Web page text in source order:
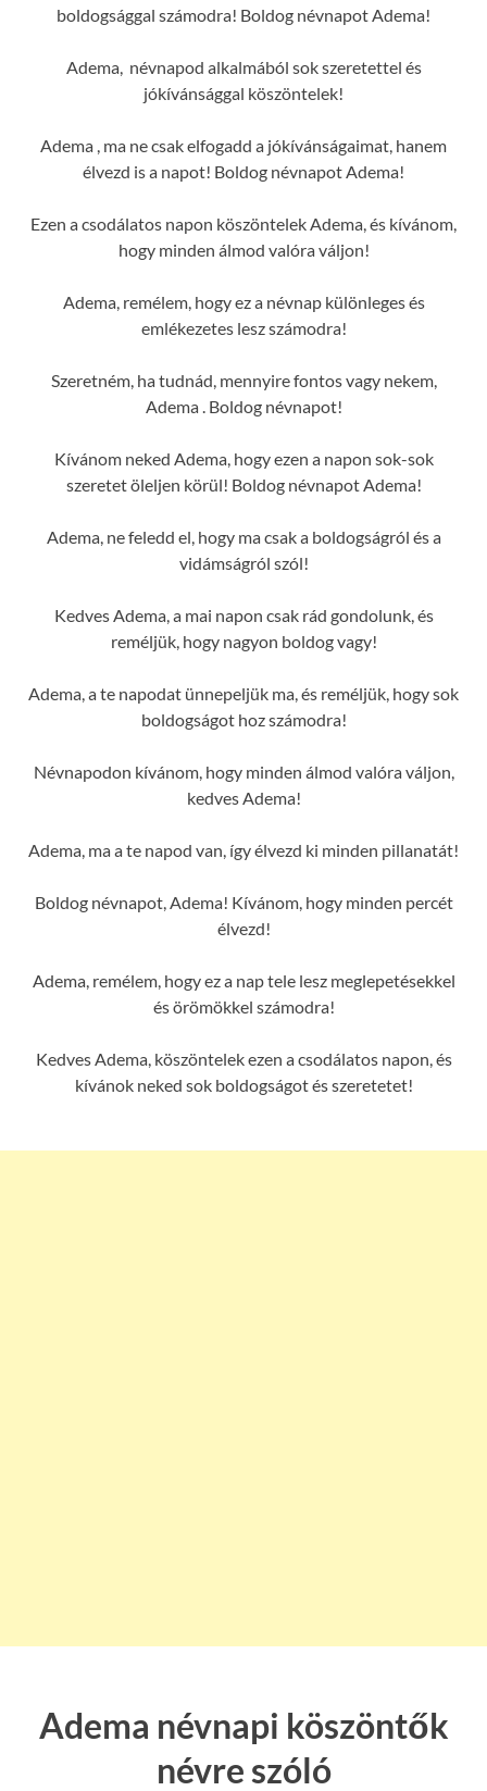
boldogsággal számodra! Boldog névnapot Adema!
Adema, névnapod alkalmából sok szeretettel és
jókívánsággal köszöntelek!
Adema , ma ne csak elfogadd a jókívánságaimat, hanem
élvezd is a napot! Boldog névnapot Adema!
Ezen a csodálatos napon köszöntelek Adema, és kívánom,
hogy minden álmod valóra váljon!
Adema, remélem, hogy ez a névnap különleges és
emlékezetes lesz számodra!
Szeretném, ha tudnád, mennyire fontos vagy nekem,
Adema . Boldog névnapot!
Kívánom neked Adema, hogy ezen a napon sok-sok
szeretet öleljen körül! Boldog névnapot Adema!
Adema, ne feledd el, hogy ma csak a boldogságról és a
vidámságról szól!
Kedves Adema, a mai napon csak rád gondolunk, és
reméljük, hogy nagyon boldog vagy!
Adema, a te napodat ünnepeljük ma, és reméljük, hogy sok
boldogságot hoz számodra!
Névnapodon kívánom, hogy minden álmod valóra váljon,
kedves Adema!
Adema, ma a te napod van, így élvezd ki minden pillanatát!
Boldog névnapot, Adema! Kívánom, hogy minden percét
élvezd!
Adema, remélem, hogy ez a nap tele lesz meglepetésekkel
és örömökkel számodra!
Kedves Adema, köszöntelek ezen a csodálatos napon, és
kívánok neked sok boldogságot és szeretetet!
Adema névnapi köszöntők
névre szóló